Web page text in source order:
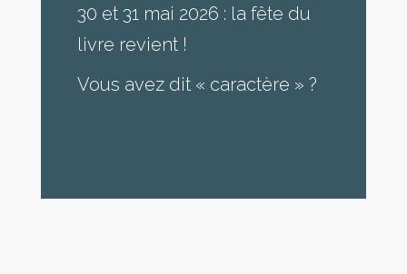
30 et 31 mai 2026 : la fête du
livre revient !
Vous avez dit « caractère » ?